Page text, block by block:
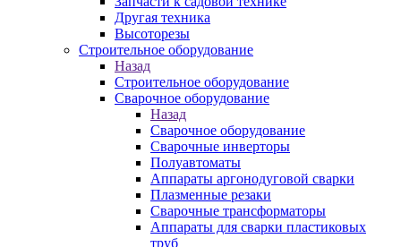
Другая техника
Высоторезы
Строительное оборудование
Назад
Строительное оборудование
Сварочное оборудование
Назад
Сварочное оборудование
Сварочные инверторы
Полуавтоматы
Аппараты аргонодуговой сварки
Плазменные резаки
Сварочные трансформаторы
Аппараты для сварки пластиковых
труб